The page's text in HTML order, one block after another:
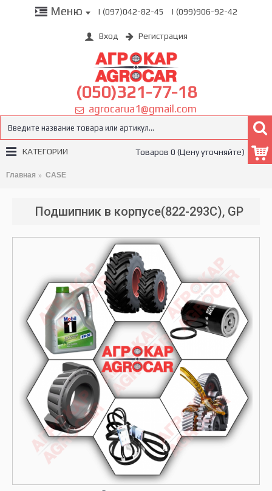
Меню | (097)042-82-45 | (099)906-92-42
Вход Регистрация
(050)321-77-18
agrocarua1@gmail.com
Товаров 0 (Цену уточняйте)
КАТЕГОРИИ
Главная CASE
Подшипник в корпусе(822-293C), GP